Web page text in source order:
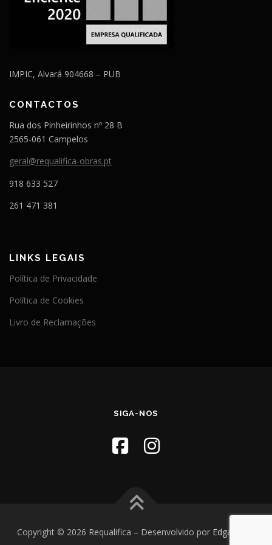
IMPIC, Alvará 904668 – PUB
CONTACTOS
Rua dos Pinheirinhos nº 28 B
2565-061 Campelos
geral@requalifica-obras.pt
918 633 527
261 471 381
LINKS LEGAIS
Política de Privacidade
Política de Cookies
Livro de Reclamações
SIGA-NOS
Copyright © 2026 Requalifica – Desenvolvido por Edgar Silva